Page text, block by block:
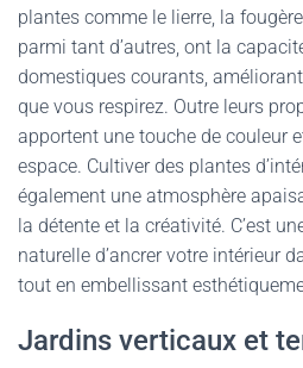
plantes comme le lierre, la
parmi tant d’autres, ont la
domestiques courants,
que vous respirez. Outre leurs
apportent une touche de couleur
espace. Cultiver des plantes
également une atmosphère
la détente et la créativité. C’est
naturelle d’ancrer votre intérieur
tout en embellissant
Jardins verticaux et